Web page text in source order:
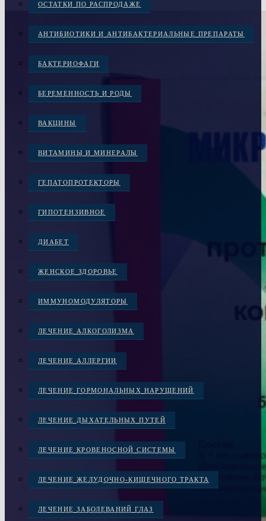
ОСТАТКИ ПО РАСПРОДАЖЕ
АНТИБИОТИКИ И АНТИБАКТЕРИАЛЬНЫЕ ПРЕПАРАТЫ
БАКТЕРИОФАГИ
БЕРЕМЕННОСТЬ И РОДЫ
ВАКЦИНЫ
ВИТАМИНЫ И МИНЕРАЛЫ
ГЕПАТОПРОТЕКТОРЫ
ГИПОТЕНЗИВНОЕ
ДИАБЕТ
ЖЕНСКОЕ ЗДОРОВЬЕ
ИММУНОМОДУЛЯТОРЫ
ЛЕЧЕНИЕ АЛКОГОЛИЗМА
ЛЕЧЕНИЕ АЛЛЕРГИИ
ЛЕЧЕНИЕ ГОРМОНАЛЬНЫХ НАРУШЕНИЙ
ЛЕЧЕНИЕ ДЫХАТЕЛЬНЫХ ПУТЕЙ
ЛЕЧЕНИЕ КРОВЕНОСНОЙ СИСТЕМЫ
ЛЕЧЕНИЕ ЖЕЛУДОЧНО-КИШЕЧНОГО ТРАКТА
ЛЕЧЕНИЕ ЗАБОЛЕВАНИЙ ГЛАЗ